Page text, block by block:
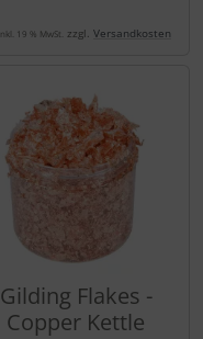
inkl. 19 % MwSt. zzgl. Versandkosten
Gilding Flakes -
Copper Kettle